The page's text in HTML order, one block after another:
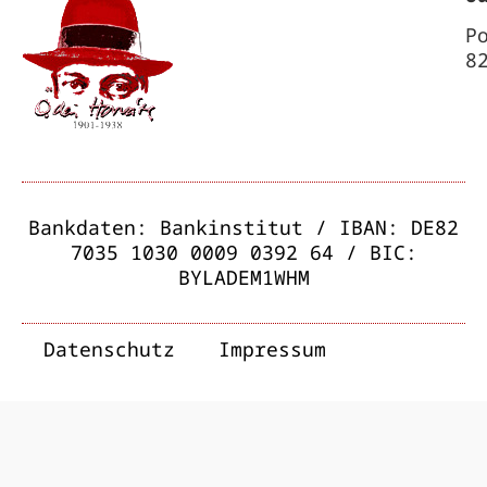
Bankdaten: Bankinstitut / IBAN: DE82
7035 1030 0009 0392 64 / BIC:
BYLADEM1WHM
Datenschutz Impressum